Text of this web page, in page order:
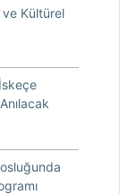
ve Kültürel